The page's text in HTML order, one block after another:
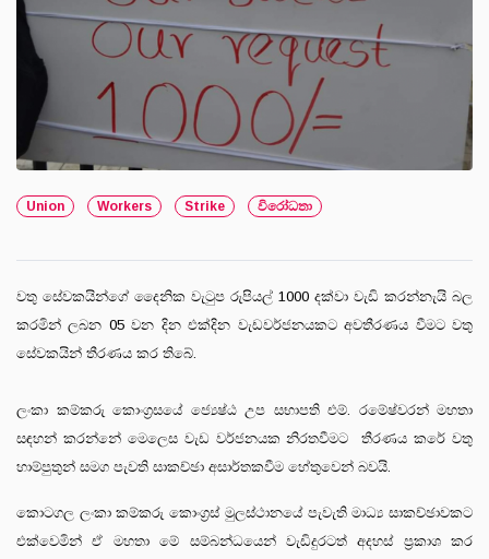
Union Workers Strike විරෝධතා
වතු සේවකයින්ගේ දෛනික වැටුප රුපියල් 1000 දක්වා වැඩි කරන්නැයි බල
කරමින් ලබන 05 වන දින එක්දින වැඩවර්ජනයකට අවතීරණය වීමට වතු
සේවකයින් තීරණය කර තිබේ.
ලංකා කම්කරු කොංග්‍රසයේ ජ්‍යෙෂ්ඨ උප සභාපති එම්. රමේෂ්වරන් මහතා
සඳහන් කරන්නේ මෙලෙස වැඩ වර්ජනයක නිරතවීමට තීරණය කරේ වතු
හාම්පුතුන් සමග පැවති සාකච්ඡා අසාර්තකවීම හේතුවෙන් බවයි.
කොටගල ලංකා කම්කරු කොංග්‍රස් මුලස්ථානයේ පැවැති මාධ්‍ය සාකච්ඡාවකට
එක්වෙමින් ඒ මහතා මේ සම්බන්ධයෙන් වැඩිදුරටත් අදහස් ප්‍රකාශ කර